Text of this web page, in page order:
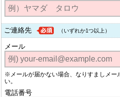
ご連絡先 （いずれか1つ以上）
メール
※メールが届かない場合、なりすましメー
い。
電話番号